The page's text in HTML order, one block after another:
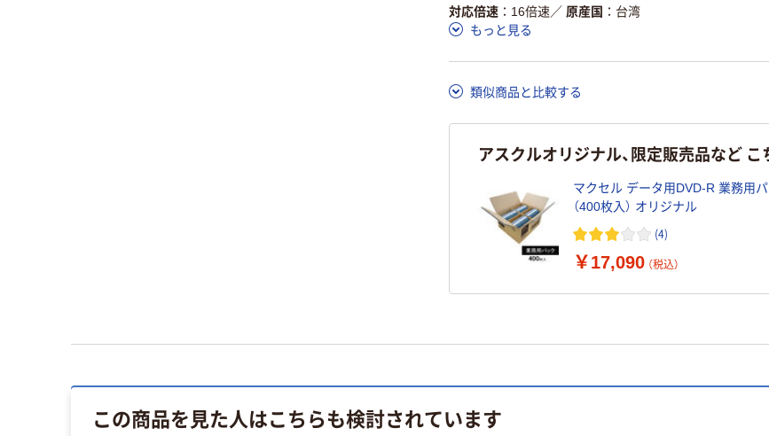
対応倍速
16倍速／ 原産国
台湾
もっと見る
類似商品と比較する
アスクルオリジナル、限定販売品など
マクセル データ用DVD-R 業務用
（400枚入） オリジナル
(4)
￥17,090 （税込）
この商品を見た人はこちらも検討されています